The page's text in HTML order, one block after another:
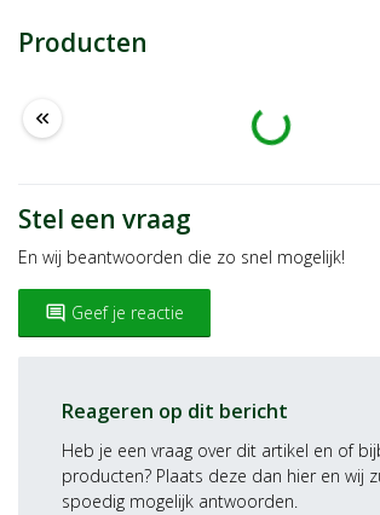
Producten
Laden …
keyboard_double_arrow_left
Stel een vraag
En wij beantwoorden die zo snel mogelijk!
insert_comment Geef je reactie
Reageren op dit bericht
Heb je een vraag over dit artikel en of
producten? Plaats deze dan hier en wij
spoedig mogelijk antwoorden.